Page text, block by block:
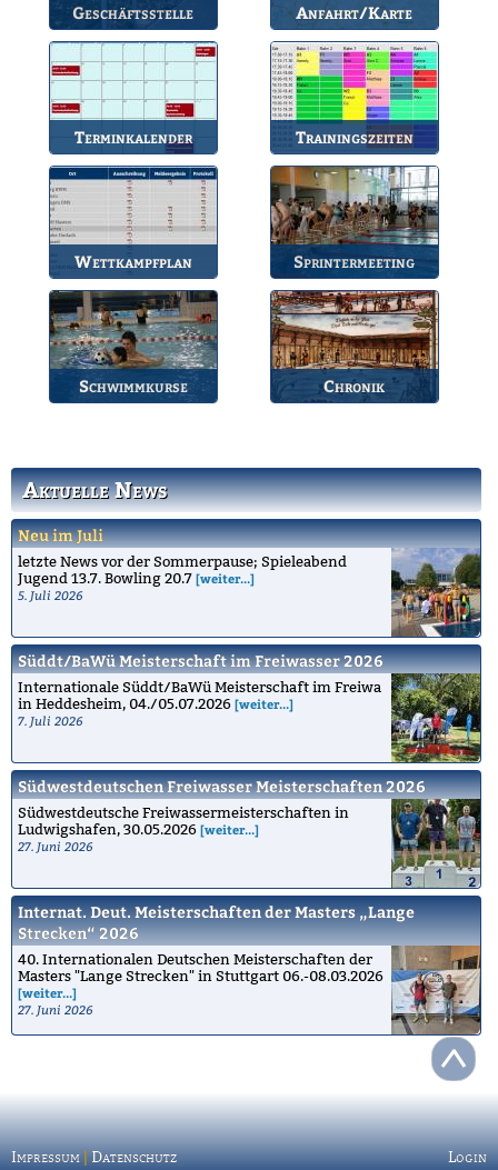
Aktuelle News
Neu im Juli
letzte News vor der Sommerpause; Spieleabend
Jugend 13.7. Bowling 20.7 [weiter...]
5. Juli 2026
Süddt/BaWü Meisterschaft im Freiwasser 2026
Internationale Süddt/BaWü Meisterschaft im Freiwa
in Heddesheim, 04./05.07.2026 [weiter...]
7. Juli 2026
Südwestdeutschen Freiwasser Meisterschaften 2026
Südwestdeutsche Freiwassermeisterschaften in
Ludwigshafen, 30.05.2026 [weiter...]
27. Juni 2026
Internat. Deut. Meisterschaften der Masters „Lange
Strecken“ 2026
40. Internationalen Deutschen Meisterschaften der
Masters "Lange Strecken" in Stuttgart 06.-08.03.2026
[weiter...]
27. Juni 2026
Geschäftsstelle
Anlaufstelle für alle
Anfahrt/Karte
So können Sie uns
erreichen.
Terminkalender
Die Termine des BSV.
Trainingszeiten
Bahnbelegungen der
Gruppen.
Wettkampfplan
Übersicht der aktuellen
Wettkämpfe.
Sprintermeeting
Jährlicher Wettkampf
des BSV.
Schwimmkurse Chronik
Impressum|Datenschutz Login